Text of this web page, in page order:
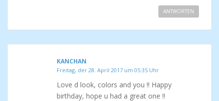
ANTWORTEN
KANCHAN
Freitag, der 28. April 2017 um 05:35 Uhr
Love d look, colors and you !! Happy
birthday, hope u had a great one !!